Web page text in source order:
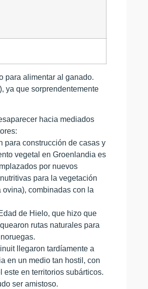
para alimentar al ganado.
ya que sorprendentemente
hacia mediados
para construcción de casas y
vegetal en Groenlandia es
por nuevos
para la vegetación
combinadas con la
de Hielo, que hizo que
rutas naturales para
llegaron tardíamente a
en un medio tan hostil, con
en territorios subárticos.
ser amistoso.